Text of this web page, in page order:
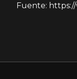
Fuente: